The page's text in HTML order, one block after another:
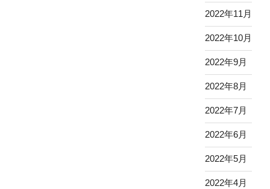
2022年11月
2022年10月
2022年9月
2022年8月
2022年7月
2022年6月
2022年5月
2022年4月